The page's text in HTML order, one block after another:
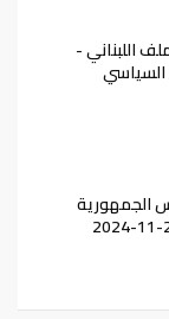
اللبناني -
السياسي
الجمهورية